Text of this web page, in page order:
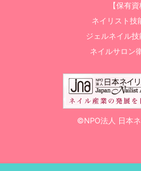
【保有資
ネイリスト技
ジェルネイル
ネイルサロン
©NPO法人 日本